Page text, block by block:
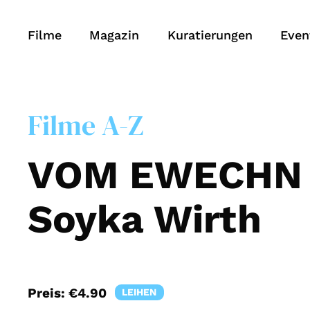
Filme Magazin Kuratierungen
Filme A-Z
VOM
Soyka Wirth
Preis: €4.90 LEIHEN